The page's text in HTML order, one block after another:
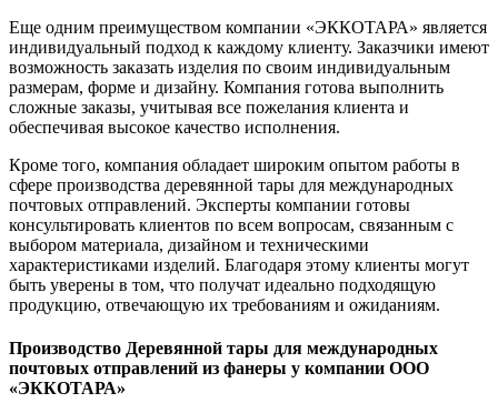
Еще одним преимуществом компании «ЭККОТАРА» является
индивидуальный подход к каждому клиенту. Заказчики имеют
возможность заказать изделия по своим индивидуальным
размерам, форме и дизайну. Компания готова выполнить
сложные заказы, учитывая все пожелания клиента и
обеспечивая высокое качество исполнения.
Кроме того, компания обладает широким опытом работы в
сфере производства деревянной тары для международных
почтовых отправлений. Эксперты компании готовы
консультировать клиентов по всем вопросам, связанным с
выбором материала, дизайном и техническими
характеристиками изделий. Благодаря этому клиенты могут
быть уверены в том, что получат идеально подходящую
продукцию, отвечающую их требованиям и ожиданиям.
Производство Деревянной тары для международных
почтовых отправлений из фанеры у компании ООО
«ЭККОТАРА»